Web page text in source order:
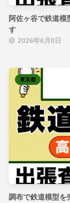
阿佐ヶ谷で鉄道模
す
2026年6月8日
調布で鉄道模型を
東京都